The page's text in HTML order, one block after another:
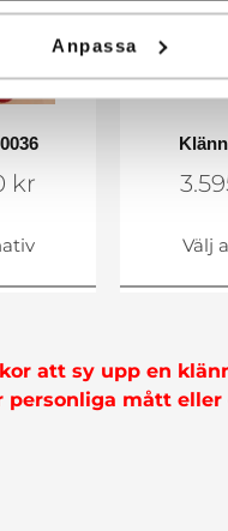
Anpassa
kr
Välj
att sy upp en
personliga mått eller